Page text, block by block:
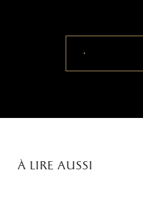
à lire aussi